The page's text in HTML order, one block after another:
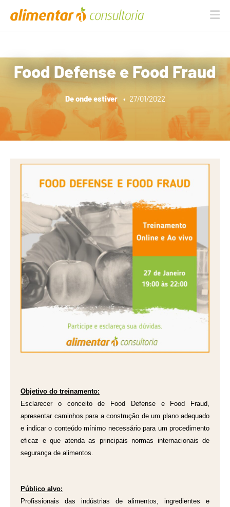
Food Defense e Food Fraud
De onde estiver • 27/01/2022
Objetivo do treinamento:
Esclarecer o conceito de Food Defense e Food Fraud,
apresentar caminhos para a construção de um plano adequado
e indicar o conteúdo mínimo necessário para um procedimento
eficaz e que atenda as principais normas internacionais de
segurança de alimentos.
Público alvo:
Profissionais das indústrias de alimentos, ingredientes e